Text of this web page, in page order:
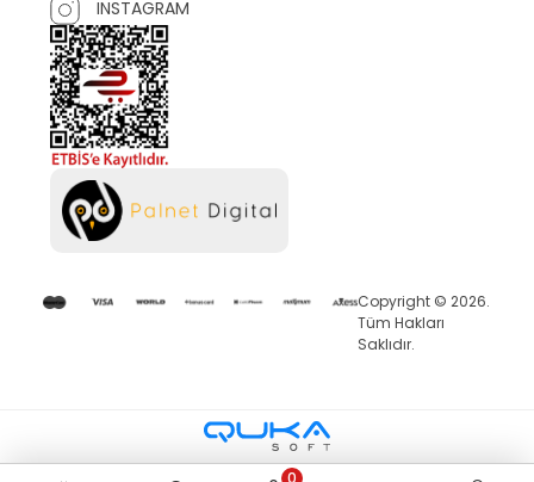
INSTAGRAM
Copyright © 2026.
Tüm Hakları
Saklıdır.